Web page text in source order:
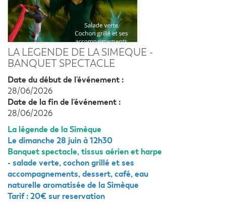
LA LÉGENDE DE LA SIMÈQUE -
BANQUET SPECTACLE
Date du début de l'événement :
28/06/2026
Date de la fin de l'événement :
28/06/2026
La légende de la Simèque
Le dimanche 28 juin à 12h30
Banquet spectacle, tissus aérien et harpe
- salade verte, cochon grillé et ses
accompagnements, dessert, café, eau
naturelle aromatisée de la Simèque
Tarif : 20€ sur reservation